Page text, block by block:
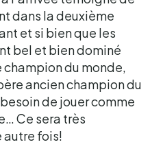
dans la deuxième
et si bien que les
bel et bien dominé
champion du monde,
ancien champion du
de jouer comme
Ce sera très
autre fois!